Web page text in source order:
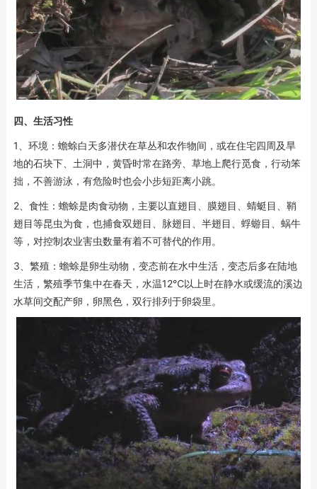
四、生活习性
1、环境：蟾蜍白天多潜伏在草丛和农作物间，或在住宅四周及旱
地的石块下、土洞中，黄昏时常在路旁、草地上爬行觅食，行动笨
拙，不善游泳，有危险时也会小步短距离小跳。
2、食性：蟾蜍是肉食动物，主要以直翅目、膜翅目、蜻蜓目、鞘
翅目等昆虫为食，也捕食双翅目、脉翅目、半翅目、蜉蝣目、蜗牛
等，对控制农业害虫数量有着不可替代的作用。
3、繁殖：蟾蜍是卵生动物，变态前在水中生活，变态后多在陆地
生活，繁殖季节集中在春天，水温12℃以上时在静水或缓流的溪边
水草间交配产卵，卵黑色，双行排列于卵袋里。